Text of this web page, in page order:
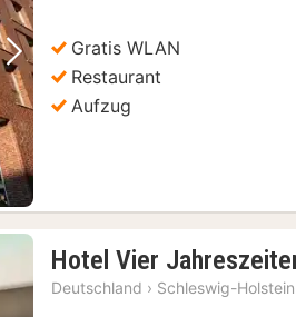
Nächstes Bild
Gratis WLAN
Restaurant
Aufzug
Hotel Vier
Deutschland › Schleswig-Holstein